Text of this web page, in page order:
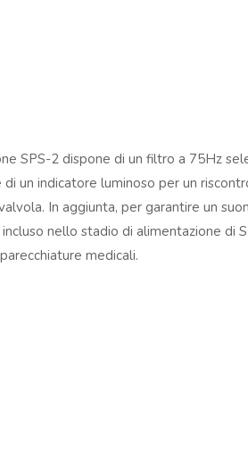
SPS-2 dispone di un filtro a 75Hz
un indicatore luminoso per un
In aggiunta, per garantire un
nello stadio di alimentazione di
medicali.